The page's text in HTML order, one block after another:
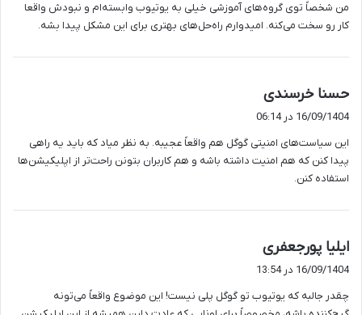
:
من شخصاً توی گروه‌های آموزشی خیلی به یوتیوب وابسته‌ام و نبودش واقعا
کار رو سخت می‌کنه. امیدوارم راه‌حل‌های بهتری برای این مشکل پیدا بشه.
حسنا خرسندی
ف
:
16/09/1404 در 06:14
این سیاست‌های امنیتی گوگل هم واقعاً عجیبه. به نظر میاد که باید یه راهی
پیدا کنن که هم امنیت داشته باشه و هم کاربران بتونن راحت‌تر از اپلیکیشن‌ها
استفاده کنن.
ایلیا پورجعفری
ف
:
16/09/1404 در 13:54
چقدر جالبه که یوتیوب تو گوگل پلی نیست! این موضوع واقعاً می‌تونه